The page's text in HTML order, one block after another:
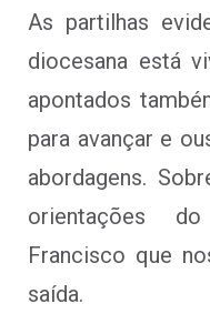
As partilhas
diocesana está
apontados
para avançar e
abordagens.
orientações
Francisco que
saída.